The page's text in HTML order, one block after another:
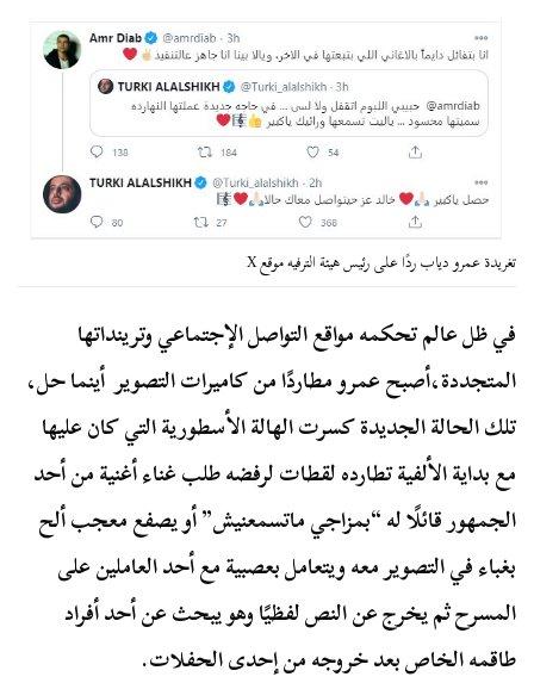
تغريدة عمرو دياب ردًا على رئيس هيئة الترفيه موقع X
في ظل عالم تحكمه مواقع التواصل الإجتماعي وترينداتها
المتجددة،أصبح عمرو مطاردًا من كاميرات التصوير أينما حل،
تلك الحالة الجديدة كسرت الهالة الأسطورية التي كان عليها
مع بداية الألفية تطارده لقطات لرفضه طلب غناء أغنية من أحد
الجمهور قائلًا له “بمزاجي ماتسمعنيش” أو يصفع معجب ألح
بغباء في التصوير معه ويتعامل بعصبية مع أحد العاملين على
المسرح ثم يخرج عن النص لفظيًا وهو يبحث عن أحد أفراد
طاقمه الخاص بعد خروجه من إحدى الحفلات.